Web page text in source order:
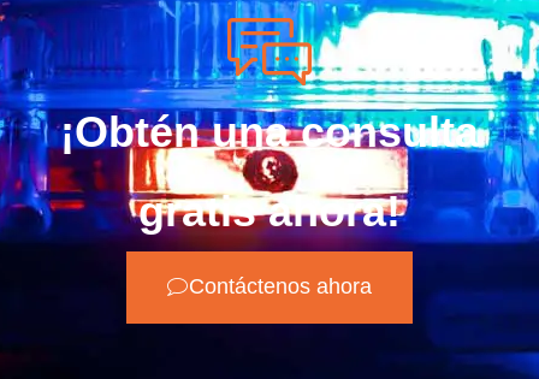
¡Obtén una consulta
gratis ahora!
Contáctenos ahora